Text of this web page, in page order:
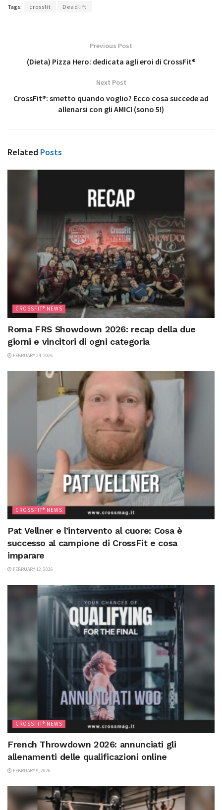
Tags: crossfit Deadlift
Previous Post
(Dieta) Pizza Hero: dedicata agli eroi di CrossFit®
Next Post
CrossFit®: smetto quando voglio? Ecco cosa succede ad
allenarsi con gli AMICI (sono 5!)
Related Posts
CROSSFIT® NEWS
Roma FRS Showdown 2026: recap della due
giorni e vincitori di ogni categoria
FEBRUARY 24, 2026
CROSSFIT® NEWS
Pat Vellner e l’intervento al cuore: Cosa è
successo al campione di CrossFit e cosa
imparare
FEBRUARY 12, 2026
CROSSFIT® NEWS
French Throwdown 2026: annunciati gli
allenamenti delle qualificazioni online
FEBRUARY 9, 2026